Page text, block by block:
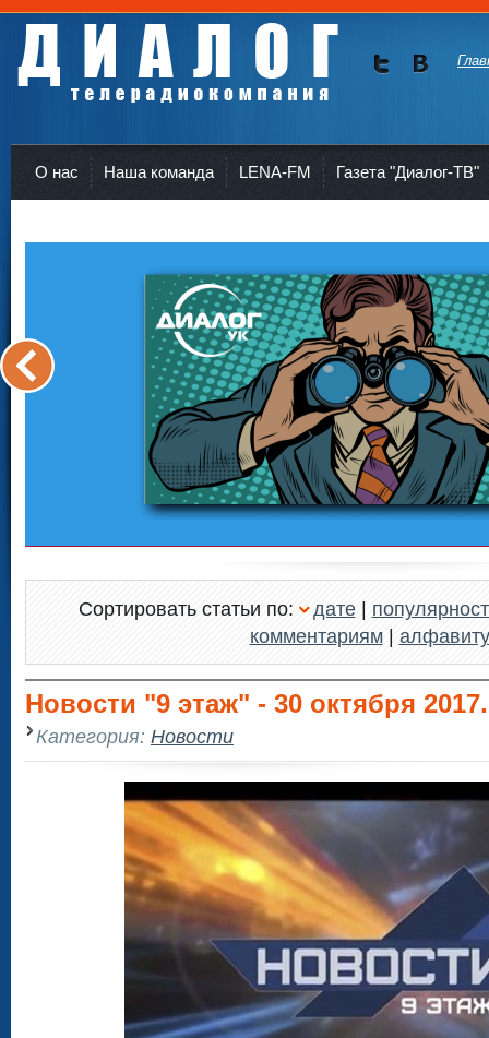
О нас Наша команда LENA-FM Газета "Диалог-ТВ"
Сортировать статьи по: дате|
комментариям| алфавиту
Новости "9 этаж" - 30 октября 2017.
Категория: Новости